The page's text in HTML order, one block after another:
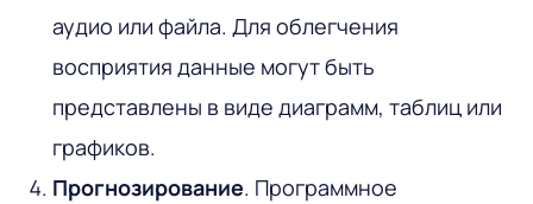
аудио или файла. Для облегчения
восприятия данные могут быть
представлены ​​в виде диаграмм, таблиц или
графиков.
Прогнозирование. Программное